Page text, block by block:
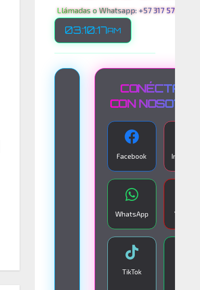
Llámadas o Whatsapp: +57 317 575 00 21
03:10:19AM
CONÉCTATE
CON
Facebook
WhatsApp YouTube
TikTok